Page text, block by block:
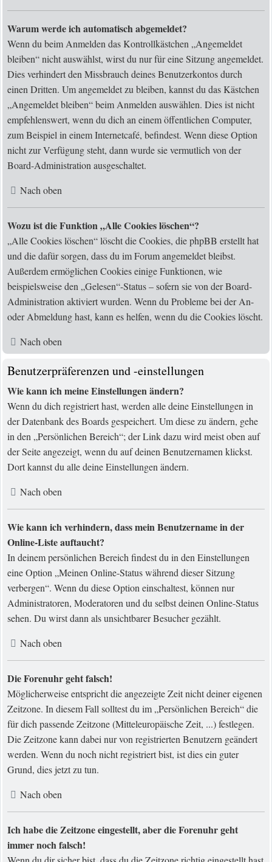
Warum werde ich automatisch abgemeldet?
Wenn du beim Anmelden das Kontrollkästchen „Angemeldet
bleiben“ nicht auswählst, wirst du nur für eine Sitzung angemeldet.
Dies verhindert den Missbrauch deines Benutzerkontos durch
einen Dritten. Um angemeldet zu bleiben, kannst du das Kästchen
„Angemeldet bleiben“ beim Anmelden auswählen. Dies ist nicht
empfehlenswert, wenn du dich an einem öffentlichen Computer,
zum Beispiel in einem Internetcafé, befindest. Wenn diese Option
nicht zur Verfügung steht, dann wurde sie vermutlich von der
Board-Administration ausgeschaltet.
Nach oben
Wozu ist die Funktion „Alle Cookies löschen“?
„Alle Cookies löschen“ löscht die Cookies, die phpBB erstellt hat
und die dafür sorgen, dass du im Forum angemeldet bleibst.
Außerdem ermöglichen Cookies einige Funktionen, wie
beispielsweise den „Gelesen“-Status – sofern sie von der Board-
Administration aktiviert wurden. Wenn du Probleme bei der An-
oder Abmeldung hast, kann es helfen, wenn du die Cookies löscht.
Nach oben
Benutzerpräferenzen und -einstellungen
Wie kann ich meine Einstellungen ändern?
Wenn du dich registriert hast, werden alle deine Einstellungen in
der Datenbank des Boards gespeichert. Um diese zu ändern, gehe
in den „Persönlichen Bereich“; der Link dazu wird meist oben auf
der Seite angezeigt, wenn du auf deinen Benutzernamen klickst.
Dort kannst du alle deine Einstellungen ändern.
Nach oben
Wie kann ich verhindern, dass mein Benutzername in der
Online-Liste auftaucht?
In deinem persönlichen Bereich findest du in den Einstellungen
eine Option „Meinen Online-Status während dieser Sitzung
verbergen“. Wenn du diese Option einschaltest, können nur
Administratoren, Moderatoren und du selbst deinen Online-Status
sehen. Du wirst dann als unsichtbarer Besucher gezählt.
Nach oben
Die Forenuhr geht falsch!
Möglicherweise entspricht die angezeigte Zeit nicht deiner eigenen
Zeitzone. In diesem Fall solltest du im „Persönlichen Bereich“ die
für dich passende Zeitzone (Mitteleuropäische Zeit, ...) festlegen.
Die Zeitzone kann dabei nur von registrierten Benutzern geändert
werden. Wenn du noch nicht registriert bist, ist dies ein guter
Grund, dies jetzt zu tun.
Nach oben
Ich habe die Zeitzone eingestellt, aber die Forenuhr geht
immer noch falsch!